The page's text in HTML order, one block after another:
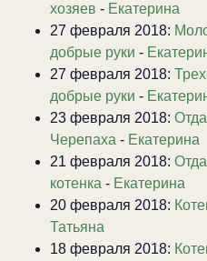
хозяев - Екатерина
27 февраля 2018:
добрые руки -
27 февраля 2018:
добрые руки -
23 февраля 2018:
Черепаха - Екатерина
21 февраля 2018:
котенка - Екатерина
20 февраля 2018:
Татьяна
18 февраля 2018: